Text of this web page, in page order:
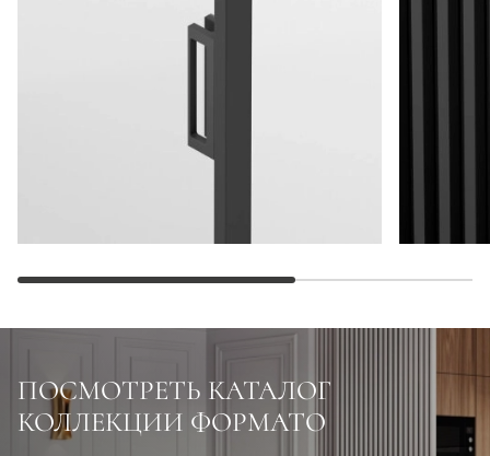
ПОСМОТРЕТЬ КАТАЛОГ
КОЛЛЕКЦИИ ФОРМАТО